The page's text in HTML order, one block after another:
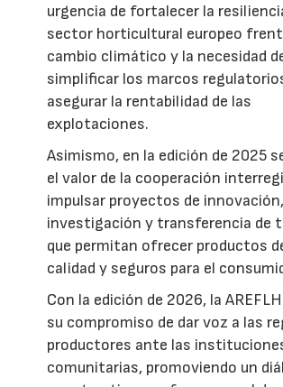
urgencia de fortalecer la
sector horticultural europeo
cambio climático y la necesidad
simplificar los marcos
asegurar la rentabilidad de las
explotaciones.
Asimismo, en la edición de 2025
el valor de la cooperación
impulsar proyectos de innovación,
investigación y transferencia de
que permitan ofrecer productos
calidad y seguros para el
Con la edición de 2026, la
su compromiso de dar voz a las
productores ante las
comunitarias, promoviendo un